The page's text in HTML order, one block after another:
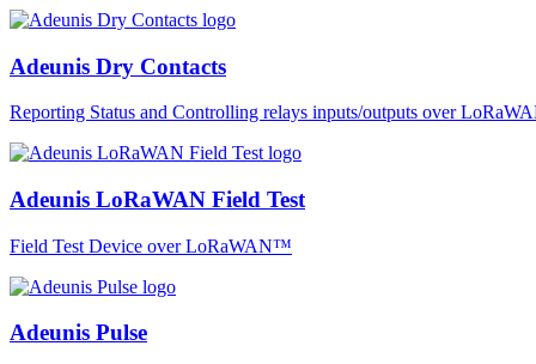
Adeunis Dry Contacts
Reporting Status and Controlling relays inputs/outputs over
Adeunis LoRaWAN Field Test
Field Test Device over LoRaWAN™
Adeunis Pulse